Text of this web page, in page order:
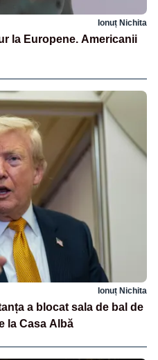
Ionuț Nichita
la Europene. Americanii
Ionuț Nichita
a blocat sala de bal de
la Casa Albă